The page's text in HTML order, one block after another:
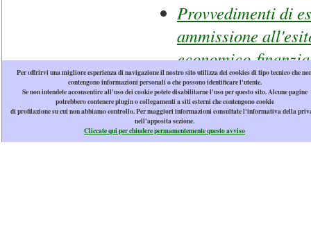
Per offrirvi una migliore esperienza di navigazione il nostro sito utilizza dei cookies di tipo tecnico che
contengono informazioni personali o che possono identificare l'utente.
Se non intendete acconsentire all'uso dei cookie potete disabilitarne l'uso per questo sito. Alcune pagine
potrebbero contenere plugin o collegamenti a siti esterni che contengono cookie
di profilazione su cui non abbiamo controllo. Per maggiori informazioni consultate l'informativa della
nell'apposita sezione.
Cliccate qui per chiudere permamentemente questo avviso
Provvedimenti di
ammissione
economico-